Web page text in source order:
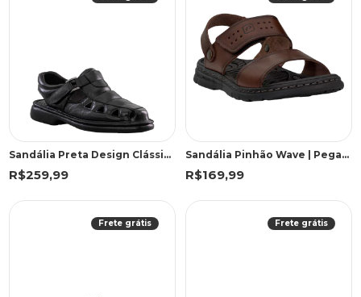
Sandália Preta Design Clássico | Freeland
R$259,99
Sandália Pinhão Wave | Pegada
R$169,99
Frete grátis Frete grátis